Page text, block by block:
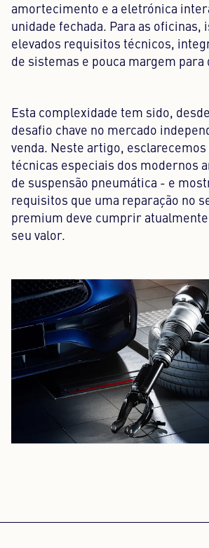
Boletim informativo
Língua: Português
amortecimento e a eletrónica
unidade fechada. Para as oficinas,
elevados requisitos técnicos,
de sistemas e pouca margem para
Esta complexidade tem sido,
desafio chave no mercado
venda. Neste artigo,
técnicas especiais dos modernos
de suspensão pneumática - e
requisitos que uma reparação no
premium deve cumprir
seu valor.